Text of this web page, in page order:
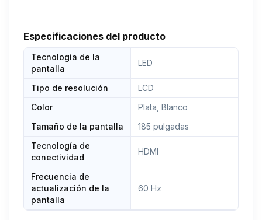
Especificaciones del producto
Tecnología de la
pantalla
LED
Tipo de resolución
LCD
Color
Plata, Blanco
Tamaño de la pantalla
185 pulgadas
Tecnología de
conectividad
HDMI
Frecuencia de
actualización de la
pantalla
60 Hz